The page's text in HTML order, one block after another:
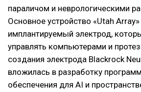
параличом и неврологическими
Основное устройство «Utah
имплантируемый электрод,
управлять компьютерами и
создания электрода Blackrock
вложилась в разработку
обеспечения для AI и